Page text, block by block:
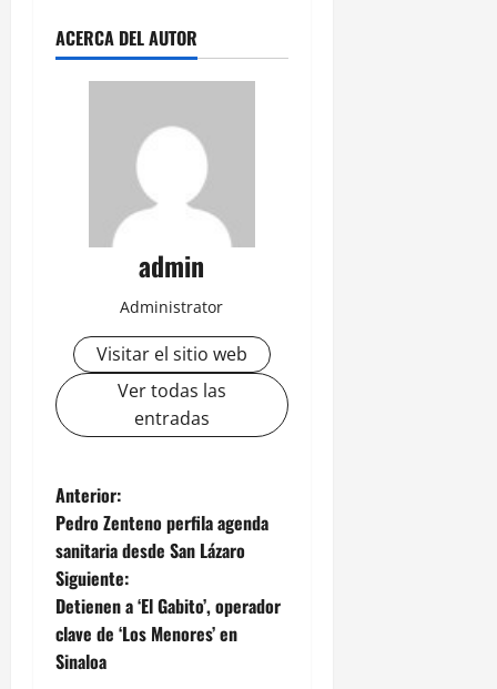
ACERCA DEL AUTOR
admin
Administrator
Visitar el sitio web
Ver todas las
entradas
N
a
v
e
Anterior:
Pedro Zenteno perfila agenda
sanitaria desde San Lázaro
Siguiente:
Detienen a ‘El Gabito’, operador
clave de ‘Los Menores’ en
Sinaloa